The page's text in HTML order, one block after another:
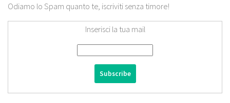
Odiamo lo Spam quanto te, iscriviti senza timore!
Inserisci la tua mail